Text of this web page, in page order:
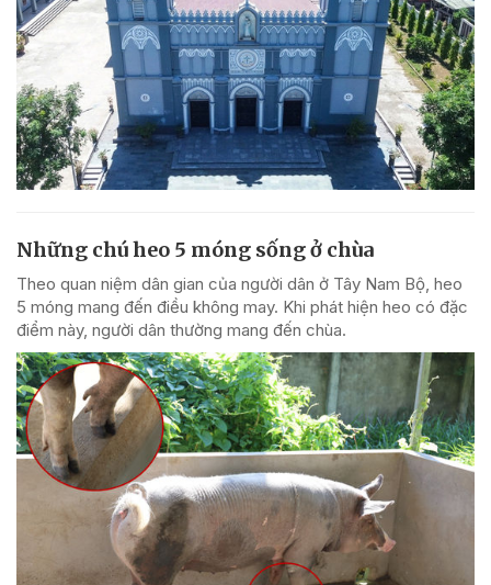
Những chú heo 5 móng sống ở chùa
Theo quan niệm dân gian của người dân ở Tây Nam Bộ, heo
5 móng mang đến điều không may. Khi phát hiện heo có đặc
điểm này, người dân thường mang đến chùa.